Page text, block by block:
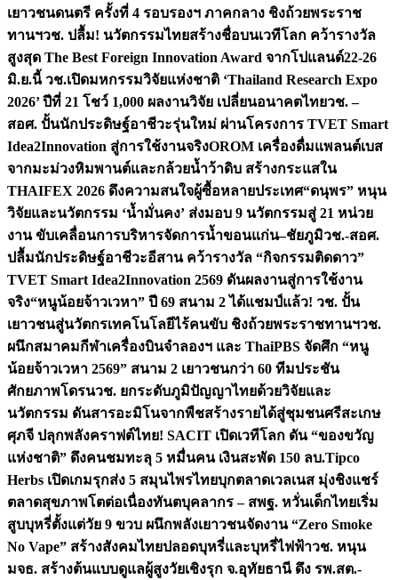
เยาวชนดนตรี ครั้งที่ 4 รอบรองฯ ภาคกลาง ชิงถ้วยพระราช
ทานฯวช. ปลื้ม! นวัตกรรมไทยสร้างชื่อบนเวทีโลก คว้ารางวัล
สูงสุด The Best Foreign Innovation Award จากโปแลนด์22-26
มิ.ย.นี้ วช.เปิดมหกรรมวิจัยแห่งชาติ ‘Thailand Research Expo
2026’ ปีที่ 21 โชว์ 1,000 ผลงานวิจัย เปลี่ยนอนาคตไทยวช. –
สอศ. ปั้นนักประดิษฐ์อาชีวะรุ่นใหม่ ผ่านโครงการ TVET Smart
Idea2Innovation สู่การใช้งานจริงOROM เครื่องดื่มแพลนต์เบส
จากมะม่วงหิมพานต์และกล้วยน้ำว้าดิบ สร้างกระแสใน
THAIFEX 2026 ดึงความสนใจผู้ซื้อหลายประเทศ“ดนุพร” หนุน
วิจัยและนวัตกรรม ‘น้ำมั่นคง’ ส่งมอบ 9 นวัตกรรมสู่ 21 หน่วย
งาน ขับเคลื่อนการบริหารจัดการน้ำขอนแก่น–ชัยภูมิวช.-สอศ.
ปลื้มนักประดิษฐ์อาชีวะอีสาน คว้ารางวัล “กิจกรรมติดดาว”
TVET Smart Idea2Innovation 2569 ดันผลงานสู่การใช้งาน
จริง“หนูน้อยจ้าวเวหา” ปี 69 สนาม 2 ได้แชมป์แล้ว! วช. ปั้น
เยาวชนสู่นวัตกรเทคโนโลยีไร้คนขับ ชิงถ้วยพระราชทานฯวช.
ผนึกสมาคมกีฬาเครื่องบินจำลองฯ และ ThaiPBS จัดศึก “หนู
น้อยจ้าวเวหา 2569” สนาม 2 เยาวชนกว่า 60 ทีมประชัน
ศักยภาพโดรนวช. ยกระดับภูมิปัญญาไทยด้วยวิจัยและ
นวัตกรรม ดันสารอะมิโนจากพืชสร้างรายได้สู่ชุมชนศรีสะเกษ
ศุภจี ปลุกพลังคราฟต์ไทย! SACIT เปิดเวทีโลก ดัน “ของขวัญ
แห่งชาติ” ดึงคนชมทะลุ 5 หมื่นคน เงินสะพัด 150 ลบ.Tipco
Herbs เปิดเกมรุกส่ง 5 สมุนไพรไทยบุกตลาดเวลเนส มุ่งชิงแชร์
ตลาดสุขภาพโตต่อเนื่องทันตบุคลากร – สพฐ. หวั่นเด็กไทยเริ่ม
สูบบุหรี่ตั้งแต่วัย 9 ขวบ ผนึกพลังเยาวชนจัดงาน “Zero Smoke
No Vape” สร้างสังคมไทยปลอดบุหรี่และบุหรี่ไฟฟ้าวช. หนุน
มจธ. สร้างต้นแบบดูแลผู้สูงวัยเชิงรุก จ.อุทัยธานี ดึง รพ.สต.-